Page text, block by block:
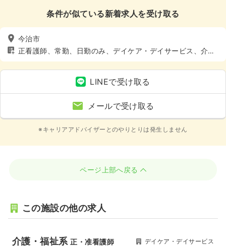
条件が似ている新着求人を受け取る
今治市
正看護師、常勤、日勤のみ、デイケア・デイサービス、介
護・福祉系
LINEで受け取る
メールで受け取る
※キャリアアドバイザーとのやりとりは発生しません
ページ上部へ戻る
この施設の他の求人
介護・福祉系正・准看護師 デイケア・デイサービス